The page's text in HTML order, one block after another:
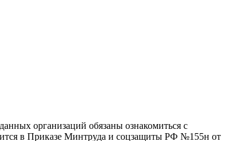
организаций обязаны ознакомиться с
в Приказе Минтруда и соцзащиты РФ №155н от